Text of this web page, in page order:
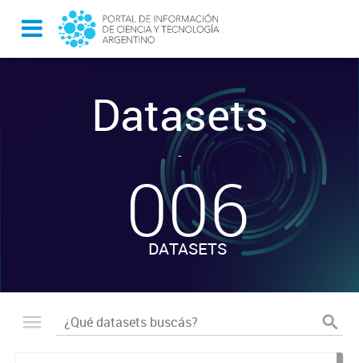
Datasets
-
006
DATASETS